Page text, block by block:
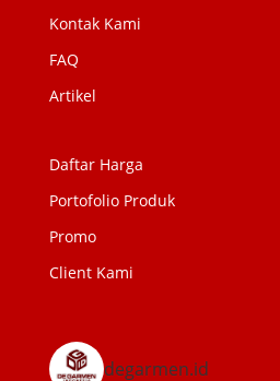
Kontak Kami
FAQ
Artikel
Daftar Harga
Portofolio Produk
Promo
Client Kami
degarmen.id